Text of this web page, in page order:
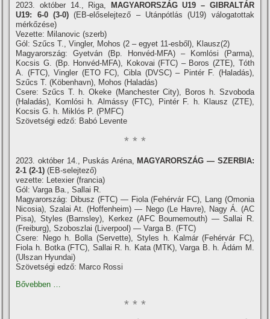
2023. október 14., Riga,
MAGYARORSZÁG U19 – GIBRALTÁR
U19: 6-0 (3-0) (EB-előselejtező – Utánpótlás (U19) válogatottak
mérkőzése)
Vezette: Milanovic (szerb)
Gól: Szűcs T., Vingler, Mohos (2 – egyet 11-esből), Klausz(2)
Magyarország: Gyetván (Bp. Honvéd-MFA) – Komlósi (Parma),
Kocsis G. (Bp. Honvéd-MFA), Kokovai (FTC) – Boros (ZTE), Tóth
A. (FTC), Vingler (ETO FC), Cibla (DVSC) – Pintér F. (Haladás),
Szűcs T. (Köbenhavn), Mohos (Haladás)
Csere: Szűcs T. h. Okeke (Manchester City), Boros h. Szvoboda
(Haladás), Komlósi h. Almássy (FTC), Pintér F. h. Klausz (ZTE),
Kocsis G. h. Miklós P. (PMFC)
Szövetségi edző: Babó Levente
* * *
2023. október 14., Puskás Aréna, MAGYARORSZÁG — SZERBIA:
2-1 (2-1) (EB-selejtező)
vezette: Letexier (francia)
Gól: Varga Ba., Sallai R.
Magyarország: Dibusz (FTC) — Fiola (Fehérvár FC), Lang (Omonia
Nicosia), Szalai At. (Hoffenheim) — Nego (Le Havre), Nagy Á. (AC
Pisa), Styles (Barnsley), Kerkez (AFC Bournemouth) — Sallai R.
(Freiburg), Szoboszlai (Liverpool) — Varga B. (FTC)
Csere: Nego h. Bolla (Servette), Styles h. Kalmár (Fehérvár FC),
Fiola h. Botka (FTC), Sallai R. h. Kata (MTK), Varga B. h. Ádám M.
(Ulszan Hyundai)
Szövetségi edző: Marco Rossi
Bővebben …
* * *